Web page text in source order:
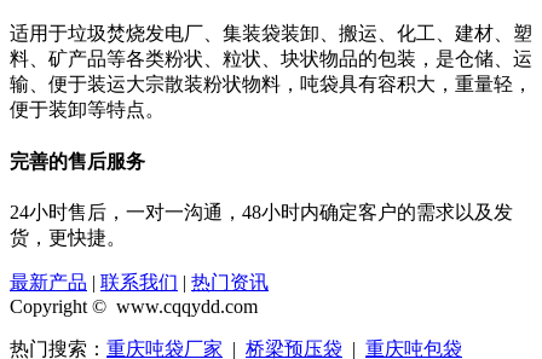
适用于垃圾焚烧发电厂、集装袋装卸、搬运、化工、建材、塑
料、矿产品等各类粉状、粒状、块状物品的包装，是仓储、运
输、便于装运大宗散装粉状物料，吨袋具有容积大，重量轻，
便于装卸等特点。
完善的售后服务
24小时售后，一对一沟通，48小时内确定客户的需求以及发
货，更快捷。
最新产品 | 联系我们 | 热门资讯
Copyright © www.cqqydd.com
热门搜索： 重庆吨袋厂家 | 桥梁预压袋 | 重庆吨包袋